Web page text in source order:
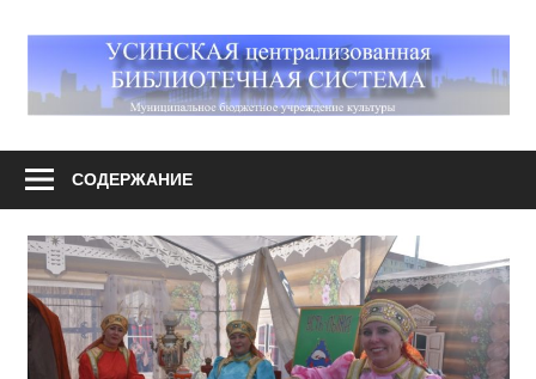
содержимому
централизованная
система
СОДЕРЖАНИЕ